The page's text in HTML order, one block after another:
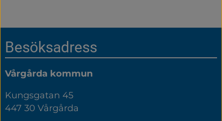
Sidfot
Besöksadress
Vårgårda kommun
Kungsgatan 45
447 30 Vårgårda